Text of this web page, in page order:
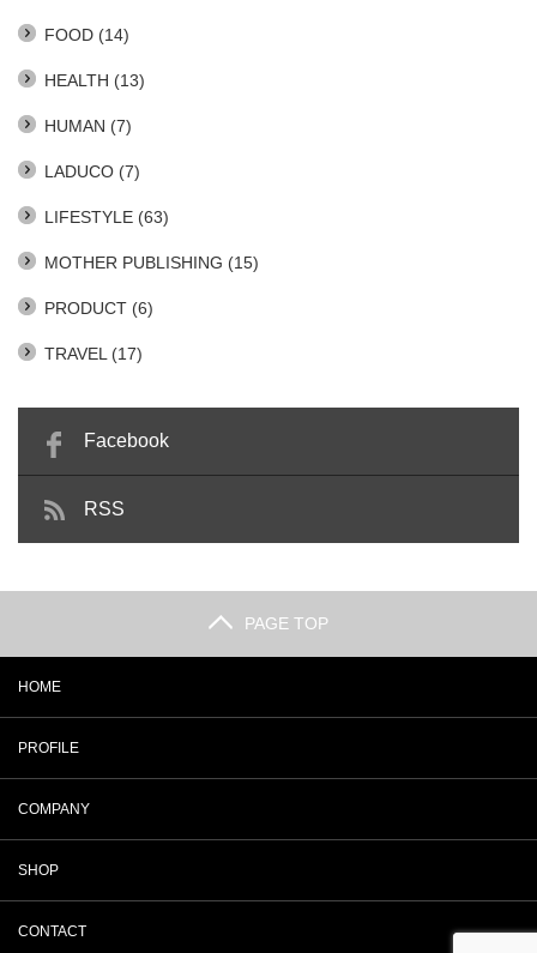
FOOD (14)
HEALTH (13)
HUMAN (7)
LADUCO (7)
LIFESTYLE (63)
MOTHER PUBLISHING (15)
PRODUCT (6)
TRAVEL (17)
Facebook
RSS
PAGE TOP
HOME
PROFILE
COMPANY
SHOP
CONTACT